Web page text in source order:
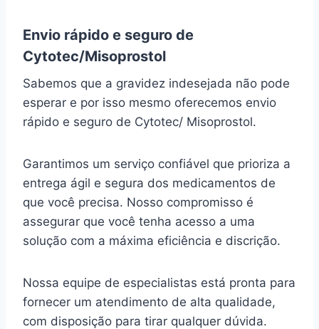
Envio rápido e seguro de
Cytotec/Misoprostol
Sabemos que a gravidez indesejada não pode
esperar e por isso mesmo oferecemos envio
rápido e seguro de Cytotec/ Misoprostol.
Garantimos um serviço confiável que prioriza a
entrega ágil e segura dos medicamentos de
que você precisa. Nosso compromisso é
assegurar que você tenha acesso a uma
solução com a máxima eficiência e discrição.
Nossa equipe de especialistas está pronta para
fornecer um atendimento de alta qualidade,
com disposição para tirar qualquer dúvida.